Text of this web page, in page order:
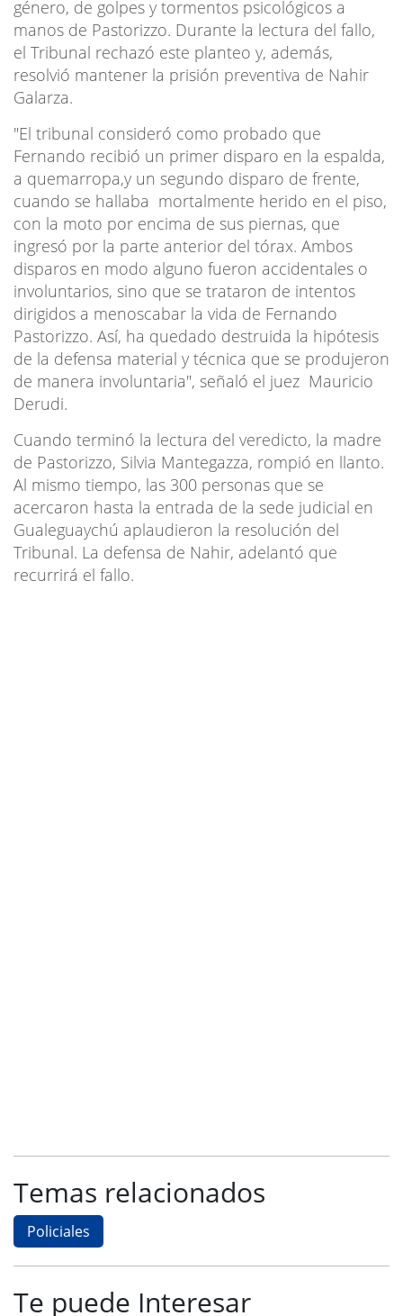
género, de golpes y tormentos psicológicos a
manos de Pastorizzo. Durante la lectura del fallo,
el Tribunal rechazó este planteo y, además,
resolvió mantener la prisión preventiva de Nahir
Galarza.
"El tribunal consideró como probado que
Fernando recibió un primer disparo en la espalda,
a quemarropa,y un segundo disparo de frente,
cuando se hallaba mortalmente herido en el piso,
con la moto por encima de sus piernas, que
ingresó por la parte anterior del tórax. Ambos
disparos en modo alguno fueron accidentales o
involuntarios, sino que se trataron de intentos
dirigidos a menoscabar la vida de Fernando
Pastorizzo. Así, ha quedado destruida la hipótesis
de la defensa material y técnica que se produjeron
de manera involuntaria", señaló el juez Mauricio
Derudi.
Cuando terminó la lectura del veredicto, la madre
de Pastorizzo, Silvia Mantegazza, rompió en llanto.
Al mismo tiempo, las 300 personas que se
acercaron hasta la entrada de la sede judicial en
Gualeguaychú aplaudieron la resolución del
Tribunal. La defensa de Nahir, adelantó que
recurrirá el fallo.
Temas relacionados
Policiales
Te puede Interesar